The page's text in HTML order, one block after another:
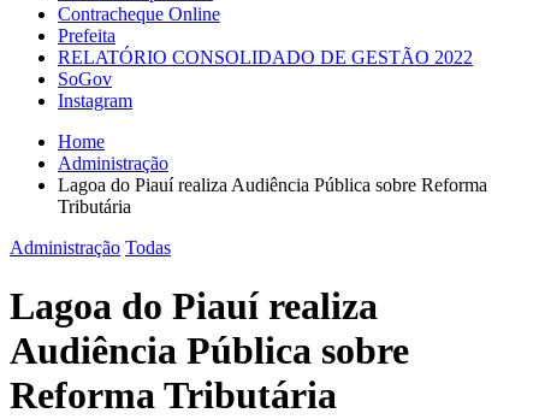
Contracheque Online
Prefeita
RELATÓRIO CONSOLIDADO DE GESTÃO 2022
SoGov
Instagram
Home
Administração
Lagoa do Piauí realiza Audiência Pública sobre Reforma
Tributária
Administração Todas
Lagoa do Piauí realiza
Audiência Pública sobre
Reforma Tributária